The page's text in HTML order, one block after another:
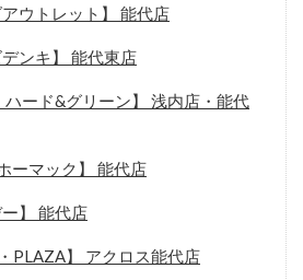
アウトレット】 能代店
デンキ】 能代東店
ハード&グリーン】 浅内店・能代
ーマック】 能代店
ー】 能代店
PLAZA】 アクロス能代店